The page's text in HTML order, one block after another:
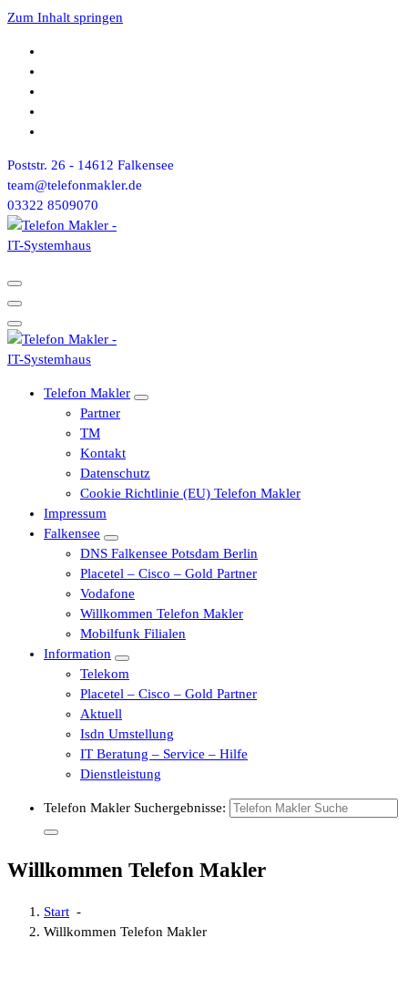
Zum Inhalt springen
Poststr. 26 - 14612 Falkensee
team@telefonmakler.de
03322 8509070
Telefon Makler
Partner
TM
Kontakt
Datenschutz
Cookie Richtlinie (EU) Telefon Makler
Impressum
Falkensee
DNS Falkensee Potsdam Berlin
Placetel – Cisco – Gold Partner
Vodafone
Willkommen Telefon Makler
Mobilfunk Filialen
Information
Telekom
Placetel – Cisco – Gold Partner
Aktuell
Isdn Umstellung
IT Beratung – Service – Hilfe
Dienstleistung
Telefon Makler Suchergebnisse:
Willkommen Telefon Makler
Start -
Willkommen Telefon Makler